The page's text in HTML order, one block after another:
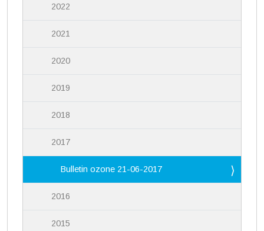
2022
2021
2020
2019
2018
2017
Bulletin ozone 21-06-2017
2016
2015